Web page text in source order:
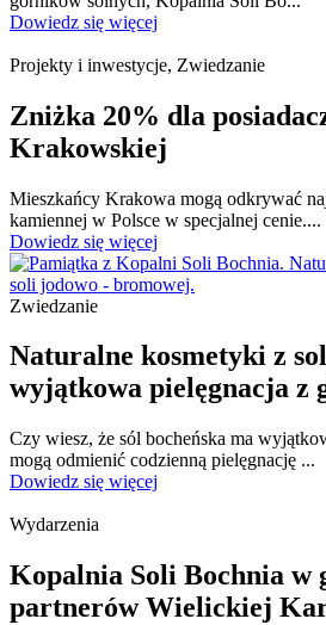
Dowiedz się więcej
Projekty i inwestycje, Zwiedzanie
Zniżka 20% dla
Krakowskiej
Mieszkańcy Krakowa mogą odkrywać
kamiennej w Polsce w specjalnej cenie....
Dowiedz się więcej
Zwiedzanie
Naturalne kosmetyki z
wyjątkowa pielęgnacja z
Czy wiesz, że sól bocheńska ma
mogą odmienić codzienną pielęgnację ...
Dowiedz się więcej
Wydarzenia
Kopalnia Soli Bochnia w
partnerów Wielickiej